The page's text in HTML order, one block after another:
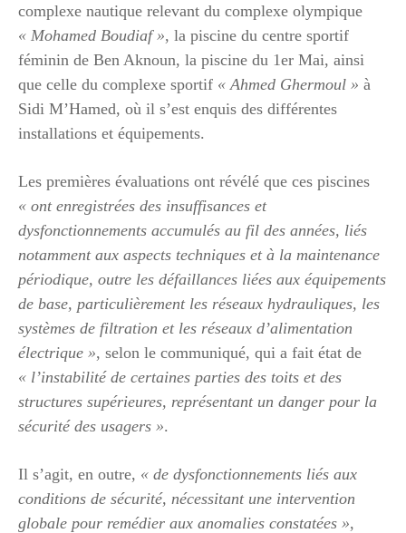
complexe nautique relevant du complexe olympique
« Mohamed Boudiaf », la piscine du centre sportif
féminin de Ben Aknoun, la piscine du 1er Mai, ainsi
que celle du complexe sportif « Ahmed Ghermoul » à
Sidi M’Hamed, où il s’est enquis des différentes
installations et équipements.
Les premières évaluations ont révélé que ces piscines
« ont enregistrées des insuffisances et
dysfonctionnements accumulés au fil des années, liés
notamment aux aspects techniques et à la maintenance
périodique, outre les défaillances liées aux équipements
de base, particulièrement les réseaux hydrauliques, les
systèmes de filtration et les réseaux d’alimentation
électrique », selon le communiqué, qui a fait état de
« l’instabilité de certaines parties des toits et des
structures supérieures, représentant un danger pour la
sécurité des usagers ».
Il s’agit, en outre, « de dysfonctionnements liés aux
conditions de sécurité, nécessitant une intervention
globale pour remédier aux anomalies constatées »,